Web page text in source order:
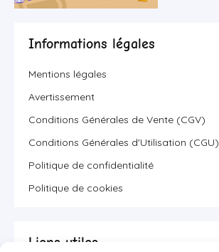
Informations légales
Mentions légales
Avertissement
Conditions Générales de Vente (CGV)
Conditions Générales d'Utilisation (CGU)
Politique de confidentialité
Politique de cookies
Liens utiles